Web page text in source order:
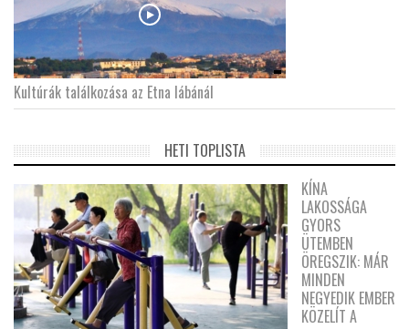
Kultúrák találkozása az Etna lábánál
HETI TOPLISTA
KÍNA
LAKOSSÁGA
GYORS
ÜTEMBEN
ÖREGSZIK: MÁR
MINDEN
NEGYEDIK EMBER
KÖZELÍT A